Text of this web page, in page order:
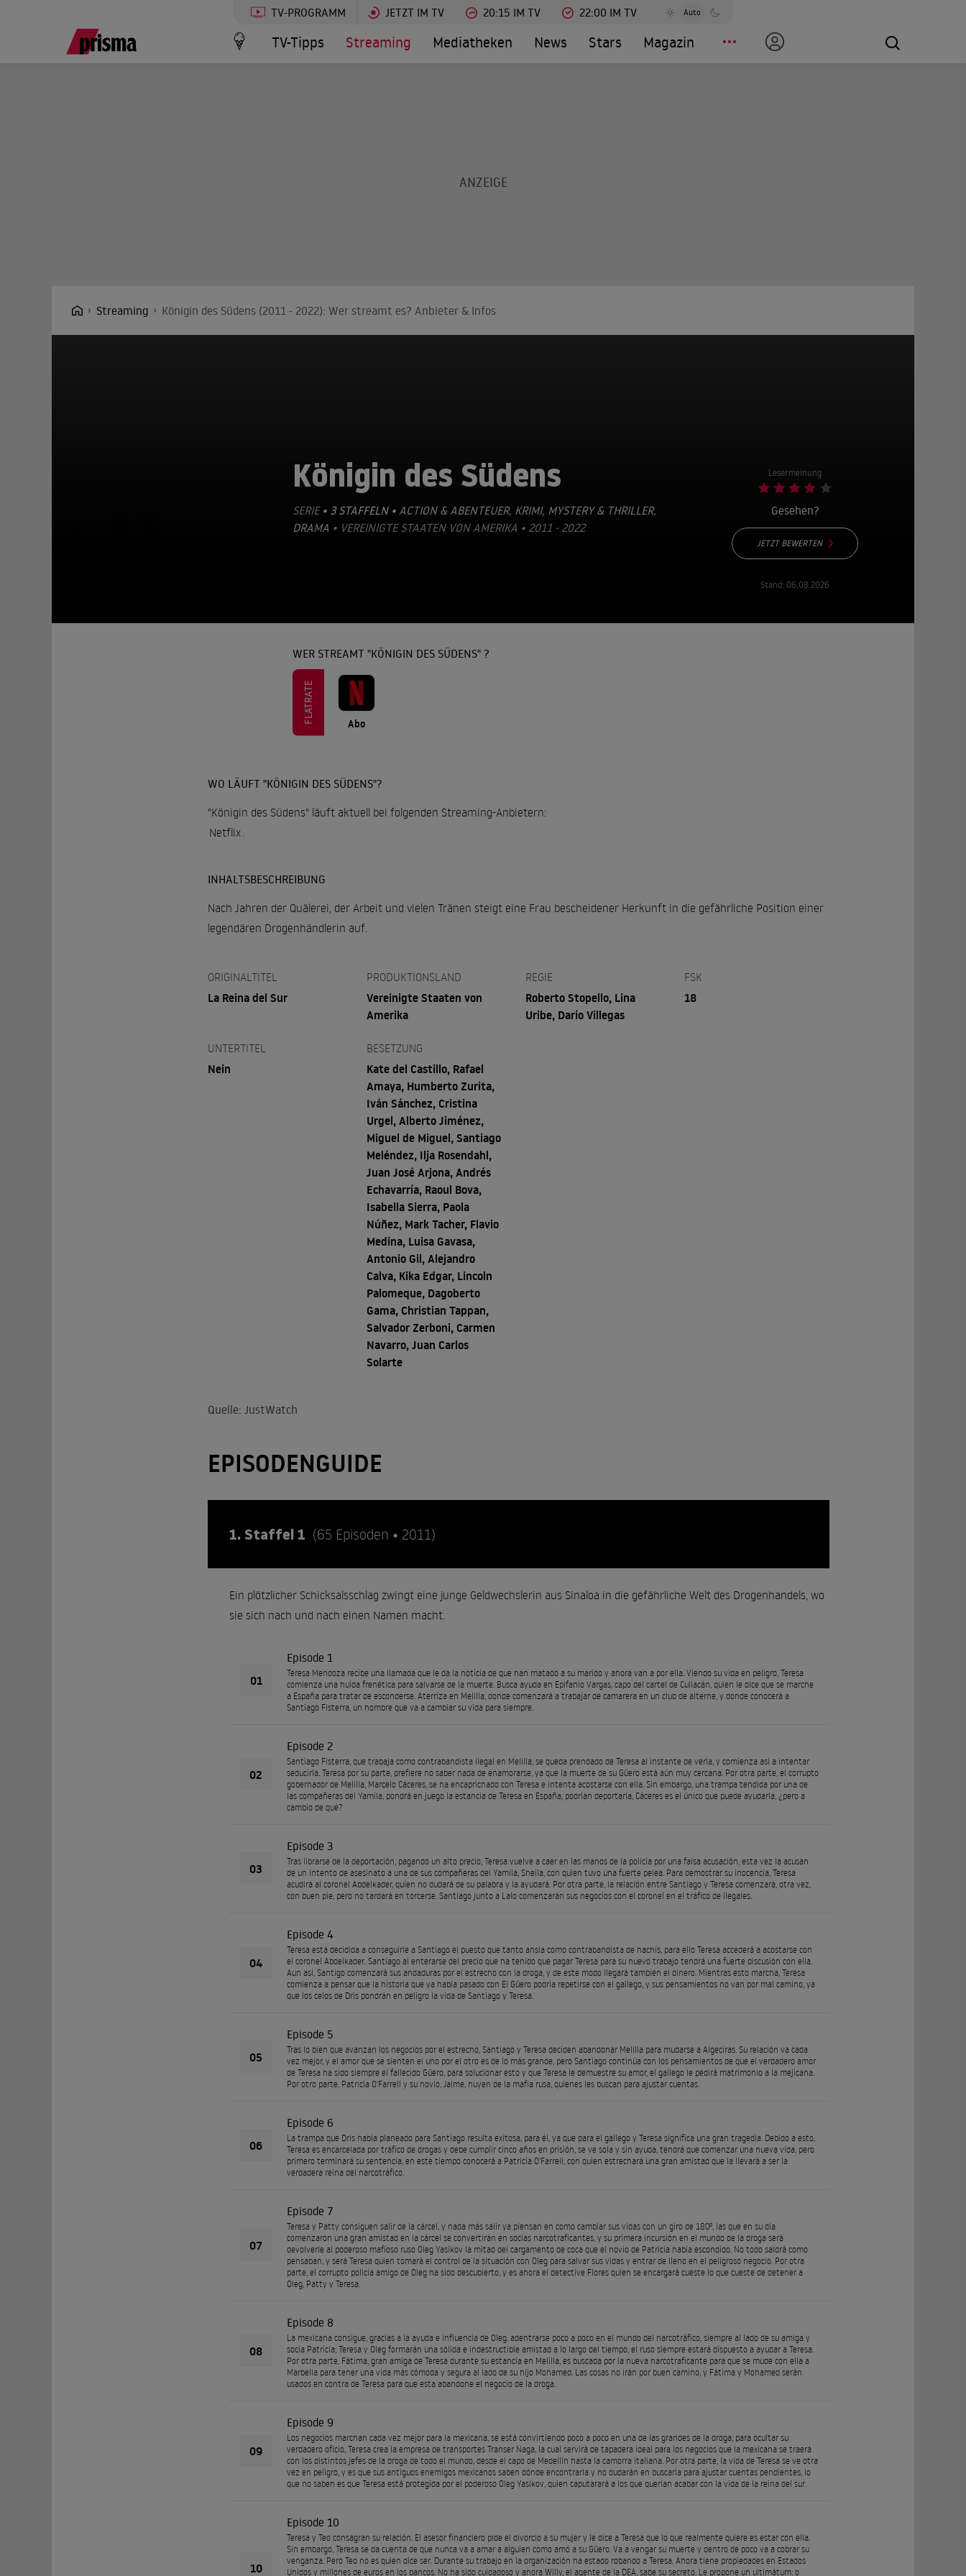
TV-PROGRAMM JETZT IM TV 20:15 IM TV 22:00 IM TV Auto
TV-Tipps Streaming Mediatheken News Stars Magazin
Streaming Königin des Südens (2011 - 2022): Wer streamt es? Anbieter & Infos
Königin des Südens
SERIE • 3 STAFFELN • ACTION & ABENTEUER, KRIMI, MYSTERY & THRILLER,
DRAMA • VEREINIGTE STAATEN VON AMERIKA • 2011 - 2022
Lesermeinung
Gesehen?
JETZT BEWERTEN
Stand: 06.08.2026
WER STREAMT "KÖNIGIN DES SÜDENS" ?
FLATRATE Abo
WO LÄUFT "KÖNIGIN DES SÜDENS"?
"Königin des Südens" läuft aktuell bei folgenden Streaming-Anbietern:
Netflix
INHALTSBESCHREIBUNG
Nach Jahren der Quälerei, der Arbeit und vielen Tränen steigt eine Frau bescheidener Herkunft in die gefährliche Position einer
legendären Drogenhändlerin auf.
ORIGINALTITEL
La Reina del Sur
PRODUKTIONSLAND
Vereinigte Staaten von
Amerika
REGIE
Roberto Stopello, Lina
Uribe, Darío Villegas
FSK
18
UNTERTITEL
Nein
BESETZUNG
Kate del Castillo, Rafael
Amaya, Humberto Zurita,
Iván Sánchez, Cristina
Urgel, Alberto Jiménez,
Miguel de Miguel, Santiago
Meléndez, Ilja Rosendahl,
Juan José Arjona, Andrés
Echavarría, Raoul Bova,
Isabella Sierra, Paola
Núñez, Mark Tacher, Flavio
Medina, Luisa Gavasa,
Antonio Gil, Alejandro
Calva, Kika Edgar, Lincoln
Palomeque, Dagoberto
Gama, Christian Tappan,
Salvador Zerboni, Carmen
Navarro, Juan Carlos
Solarte
Quelle: JustWatch
EPISODENGUIDE
1. Staffel 1 (65 Episoden • 2011)
Ein plötzlicher Schicksalsschlag zwingt eine junge Geldwechslerin aus Sinaloa in die gefährliche Welt des Drogenhandels, wo
sie sich nach und nach einen Namen macht.
01
Episode 1
Teresa Mendoza recibe una llamada que le da la noticia de que han matado a su marido y ahora van a por ella. Viendo su vida en peligro, Teresa
comienza una huída frenética para salvarse de la muerte. Busca ayuda en Epifanio Vargas, capo del cartel de Culiacán, quien le dice que se marche
a España para tratar de esconderse. Aterriza en Melilla, donde comenzará a trabajar de camarera en un club de alterne, y donde conocerá a
Santiago Fisterra, un hombre que va a cambiar su vida para siempre.
02
Episode 2
Santiago Fisterra, que trabaja como contrabandista ilegal en Melilla, se queda prendado de Teresa al instante de verla, y comienza así a intentar
seducirla. Teresa por su parte, prefiere no saber nada de enamorarse, ya que la muerte de su Güero está aún muy cercana. Por otra parte, el corrupto
gobernador de Melilla, Marcelo Cáceres, se ha encaprichado con Teresa e intenta acostarse con ella. Sin embargo, una trampa tendida por una de
las compañeras del Yamila, pondrá en juego la estancia de Teresa en España, podrían deportarla, Cáceres es el único que puede ayudarla, ¿pero a
cambio de qué?
03
Episode 3
Tras librarse de la deportación, pagando un alto precio, Teresa vuelve a caer en las manos de la policía por una falsa acusación, esta vez la acusan
de un intento de asesinato a una de sus compañeras del Yamila, Sheila, con quien tuvo una fuerte pelea. Para demostrar su inocencia, Teresa
acudirá al coronel Abdelkader, quien no dudará de su palabra y la ayudará. Por otra parte, la relación entre Santiago y Teresa comenzará, otra vez,
con buen pie, pero no tardará en torcerse. Santiago junto a Lalo comenzarán sus negocios con el coronel en el tráfico de ilegales.
04
Episode 4
Teresa está decidida a conseguirle a Santiago el puesto que tanto ansia como contrabandista de hachís, para ello Teresa accederá a acostarse con
el coronel Abdelkader. Santiago al enterarse del precio que ha tenido que pagar Teresa para su nuevo trabajo tendrá una fuerte discusión con ella.
Aun así, Santigo comenzará sus andaduras por el estrecho con la droga, y de este modo llegará también el dinero. Mientras esto marcha, Teresa
comienza a pensar que la historia que ya había pasado con El Güero podría repetirse con el gallego, y sus pensamientos no van por mal camino, ya
que los celos de Dris pondrán en peligro la vida de Santiago y Teresa.
05
Episode 5
Tras lo bien que avanzan los negocios por el estrecho, Santiago y Teresa deciden abandonar Melilla para mudarse a Algeciras. Su relación va cada
vez mejor, y el amor que se sienten el uno por el otro es de lo más grande, pero Santiago continúa con los pensamientos de que el verdadero amor
de Teresa ha sido siempre el fallecido Güero, para solucionar esto y que Teresa le demuestre su amor, el gallego le pedirá matrimonio a la mejicana.
Por otro parte, Patricia O'Farrell y su novio, Jaime, huyen de la mafia rusa, quienes les buscan para ajustar cuentas.
06
Episode 6
La trampa que Dris había planeado para Santiago resulta exitosa, para él, ya que para el gallego y Teresa significa una gran tragedia. Debido a esto,
Teresa es encarcelada por tráfico de drogas y debe cumplir cinco años en prisión, se ve sola y sin ayuda, tendrá que comenzar una nueva vida, pero
primero terminará su sentencia, en este tiempo conocerá a Patricia O'Farrell, con quien estrechará una gran amistad que la llevará a ser la
verdadera reina del narcotráfico.
07
Episode 7
Teresa y Patty consiguen salir de la cárcel, y nada más salir ya piensan en como cambiar sus vidas con un giro de 180º, las que en su día
comenzaron una gran amistad en la cárcel se convertirán en socias narcotraficantes, y su primera incursión en el mundo de la droga será
devolverle al poderoso mafioso ruso Oleg Yasikov la mitad del cargamento de coca que el novio de Patricia había escondido. No todo saldrá como
pensaban, y será Teresa quien tomará el control de la situación con Oleg para salvar sus vidas y entrar de lleno en el peligroso negocio. Por otra
parte, el corrupto policía amigo de Oleg ha sido descubierto, y es ahora el detective Flores quien se encargará cueste lo que cueste de detener a
Oleg, Patty y Teresa.
08
Episode 8
La mexicana consigue, gracias a la ayuda e influencia de Oleg, adentrarse poco a poco en el mundo del narcotráfico, siempre al lado de su amiga y
socia Patricia; Teresa y Oleg formarán una sólida e indestructible amistad a lo largo del tiempo, el ruso siempre estará dispuesto a ayudar a Teresa.
Por otra parte, Fátima, gran amiga de Teresa durante su estancia en Melilla, es buscada por la nueva narcotraficante para que se mude con ella a
Marbella para tener una vida más cómoda y segura al lado de su hijo Mohamed. Las cosas no irán por buen camino, y Fátima y Mohamed serán
usados en contra de Teresa para que esta abandone el negocio de la droga.
09
Episode 9
Los negocios marchan cada vez mejor para la mexicana, se está convirtiendo poco a poco en una de las grandes de la droga; para ocultar su
verdadero oficio, Teresa crea la empresa de transportes Transer Naga, la cual servirá de tapadera ideal para los negocios que la mexicana se traerá
con los distintos jefes de la droga de todo el mundo, desde el capo de Medellín hasta la camorra italiana. Por otra parte, la vida de Teresa se ve otra
vez en peligro, y es que sus antiguos enemigos mexicanos saben dónde encontrarla y no dudarán en buscarla para ajustar cuentas pendientes, lo
que no saben es que Teresa está protegida por el poderoso Oleg Yasikov, quien caputarará a los que querían acabar con la vida de la reina del sur.
10
Episode 10
Teresa y Teo consagran su relación. El asesor financiero pide el divorcio a su mujer y le dice a Teresa que lo que realmente quiere es estar con ella.
Sin embargo, Teresa se da cuenta de que nunca va a amar a alguien como amó a su Güero. Va a vengar su muerte y dentro de poco va a cobrar su
venganza. Pero Teo no es quien dice ser. Durante su trabajo en la organización ha estado robando a Teresa. Ahora tiene propiedades en Estados
Unidos y millones de euros en los bancos. No ha sido cuidadoso y ahora Willy, el agente de la DEA, sabe su secreto. Le propone un ultimátum: o